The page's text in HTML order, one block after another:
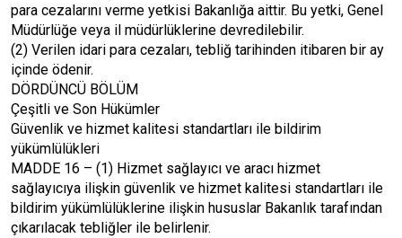
para cezalarını verme yetkisi Bakanlığa aittir. Bu yetki, Genel
Müdürlüğe veya il müdürlüklerine devredilebilir.
(2) Verilen idari para cezaları, tebliğ tarihinden itibaren bir ay
içinde ödenir.
DÖRDÜNCÜ BÖLÜM
Çeşitli ve Son Hükümler
Güvenlik ve hizmet kalitesi standartları ile bildirim
yükümlülükleri
MADDE 16 – (1) Hizmet sağlayıcı ve aracı hizmet
sağlayıcıya ilişkin güvenlik ve hizmet kalitesi standartları ile
bildirim yükümlülüklerine ilişkin hususlar Bakanlık tarafından
çıkarılacak tebliğler ile belirlenir.